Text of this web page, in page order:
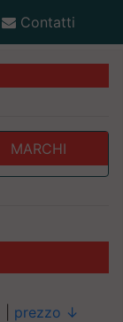
Contatti
MARCHI
prezzo ↓